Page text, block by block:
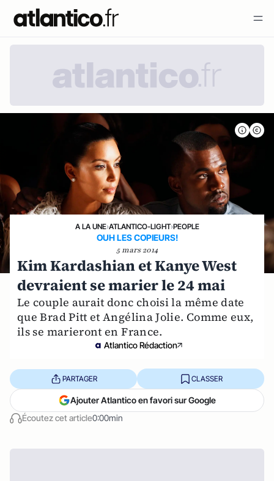
A LA UNE›ATLANTICO-LIGHT›PEOPLE
OUH LES COPIEURS!
5 mars 2014
Kim Kardashian et Kanye West
devraient se marier le 24 mai
Le couple aurait donc choisi la même date
que Brad Pitt et Angélina Jolie. Comme eux,
ils se marieront en France.
Atlantico Rédaction
Écoutez cet article0:00min
PARTAGER CLASSER
Ajouter Atlantico en favori sur Google